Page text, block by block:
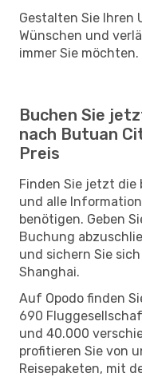
Gestalten Sie Ihren
Wünschen und
immer Sie möchten.
Buchen Sie
nach Butuan
Preis
Finden Sie jetzt die
und alle
benötigen. Geben
Buchung
und sichern Sie
Shanghai.
Auf Opodo finden
690
und 40.000
profitieren Sie von
Reisepaketen, mit